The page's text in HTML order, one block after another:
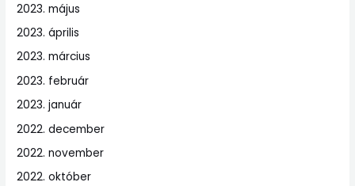
2023. május
2023. április
2023. március
2023. február
2023. január
2022. december
2022. november
2022. október